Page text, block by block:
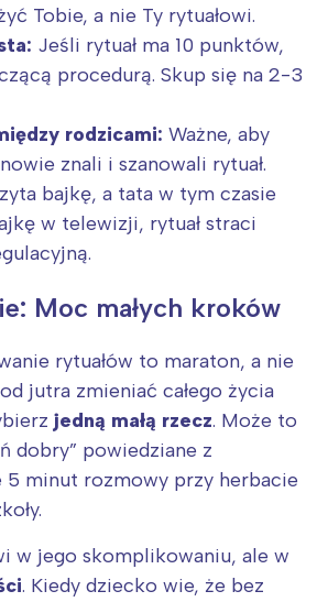
Tobie, a nie Ty rytuałowi.
Jeśli rytuał ma 10 punktów,
procedurą. Skup się na 2-3
rodzicami: Ważne, aby
znali i szanowali rytuał.
bajkę, a tata w tym czasie
w telewizji, rytuał straci
Moc małych kroków
rytuałów to maraton, a nie
jutra zmieniać całego życia
jedną małą rzecz. Może to
dobry” powiedziane z
5 minut rozmowy przy herbacie
w jego skomplikowaniu, ale w
. Kiedy dziecko wie, że bez